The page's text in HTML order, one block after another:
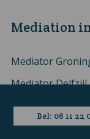
Bel: 06 11 22
Mediation
Mediator
Mediator Delfzijl
Mediator
Mediator Haren